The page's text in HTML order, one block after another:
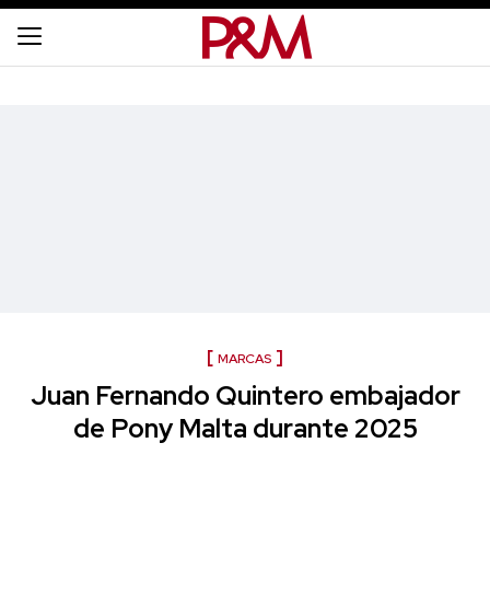
MARCAS
Juan Fernando Quintero embajador
de Pony Malta durante 2025